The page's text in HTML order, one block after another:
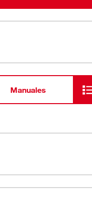
Manuales